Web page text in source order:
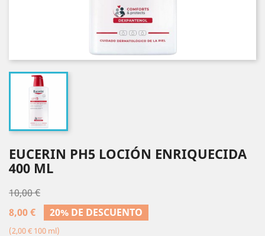
EUCERIN PH5 LOCIÓN ENRIQUECIDA
400 ML
10,00 €
8,00 €
20% DE DESCUENTO
(2,00 € 100 ml)